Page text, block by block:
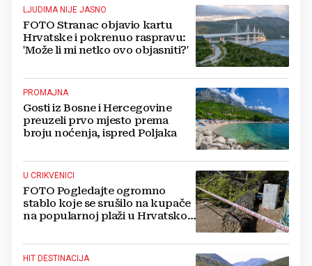
LJUDIMA NIJE JASNO
FOTO Stranac objavio kartu
Hrvatske i pokrenuo raspravu:
'Može li mi netko ovo objasniti?'
PROMAJNA
Gosti iz Bosne i Hercegovine
preuzeli prvo mjesto prema
broju noćenja, ispred Poljaka
U CRIKVENICI
FOTO Pogledajte ogromno
stablo koje se srušilo na kupače
na popularnoj plaži u Hrvatskoj:
HIT DESTINACIJA